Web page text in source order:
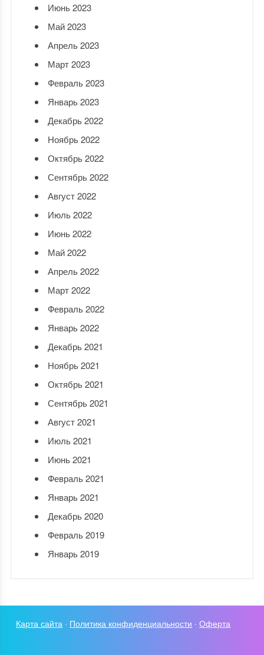
Июнь 2023
Май 2023
Апрель 2023
Март 2023
Февраль 2023
Январь 2023
Декабрь 2022
Ноябрь 2022
Октябрь 2022
Сентябрь 2022
Август 2022
Июль 2022
Июнь 2022
Май 2022
Апрель 2022
Март 2022
Февраль 2022
Январь 2022
Декабрь 2021
Ноябрь 2021
Октябрь 2021
Сентябрь 2021
Август 2021
Июль 2021
Июнь 2021
Февраль 2021
Январь 2021
Декабрь 2020
Февраль 2019
Январь 2019
Карта сайта · Политика конфиденциальности ·Оферта